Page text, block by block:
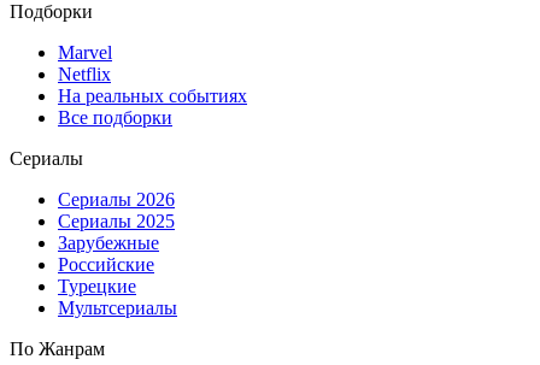
Подборки
Marvel
Netflix
На реальных событиях
Все подборки
Сериалы
Сериалы 2026
Сериалы 2025
Зарубежные
Российские
Турецкие
Мультсериалы
По Жанрам